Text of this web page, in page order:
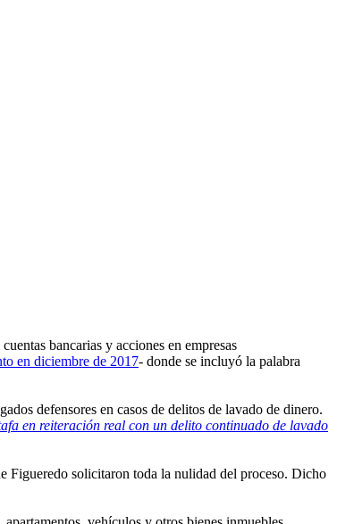
bancarias y acciones en empresas
en diciembre de 2017- donde se incluyó la palabra
defensores en casos de delitos de lavado de dinero.
en reiteración real con un delito continuado de lavado
Figueredo solicitaron toda la nulidad del proceso. Dicho